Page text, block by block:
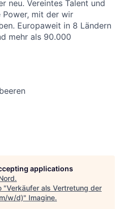
neu. Vereintes Talent und
Power, mit der wir
Europaweit in 8 Ländern
mehr als 90.000
applications
.
"Verkäufer als Vertretung der
w/d)" Imagine.